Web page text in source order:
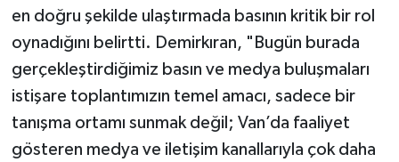
en doğru şekilde ulaştırmada basının kritik bir rol
oynadığını belirtti. Demirkıran, "Bugün burada
gerçekleştirdiğimiz basın ve medya buluşmaları
istişare toplantımızın temel amacı, sadece bir
tanışma ortamı sunmak değil; Van’da faaliyet
gösteren medya ve iletişim kanallarıyla çok daha